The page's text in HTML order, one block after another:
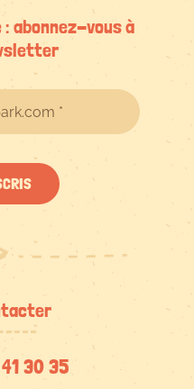
abonnez-vous à
30 35